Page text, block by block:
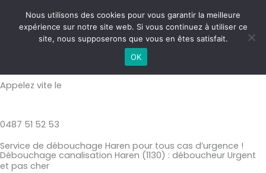
Débouchage canalisation Haren (1130)
Appelez vite le
0487 51 52 53
Service de débouchage Haren pour tous cas d’urgence !
Débouchage canalisation Haren (1130) : déboucheur Urgent
et pas cher
Nous utilisons des cookies pour vous garantir la meilleure
expérience sur notre site web. Si vous continuez à utiliser ce
site, nous supposerons que vous en êtes satisfait.
OK